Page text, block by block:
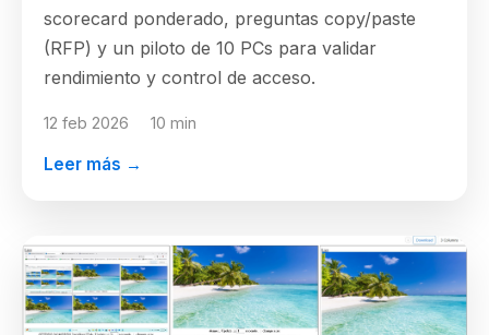
scorecard ponderado, preguntas copy/paste
(RFP) y un piloto de 10 PCs para validar
rendimiento y control de acceso.
12 feb 2026 10 min
Leer más →